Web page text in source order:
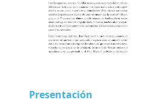
Presentación